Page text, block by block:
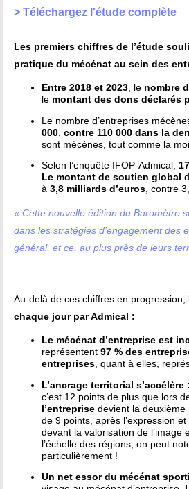
> Téléchargez l'étude complète
Les premiers chiffres de l’étude
pratique du mécénat au sein des
Entre 2018 et 2023, le nombre
le montant des dons déclarés
Le nombre d’entreprises
000 contre 110 000 dans la
sont mécènes, tout comme la
Selon l’enquête IFOP-Admical,
Le montant de soutien global
à 3,8 milliards d’euros, contre
« Cette nouvelle édition du Baromètre
dans les stratégies d’engagement des
général, et ce, au plus près de leurs
Au-delà de ces chiffres en
chaque jour par Admical :
Le mécénat d’entreprise est
représentent 97 % des
entreprises , quant à elles,
L’ancrage territorial
c’est 12 points de plus que lors
l’entreprise devient la
de 9 points, après l’expression
devant la valorisation de l’image
l’échelle des régions, on peut
particulièrement !
Un net essor du mécénat